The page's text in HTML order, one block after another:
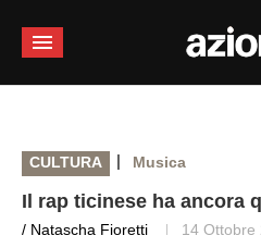
CULTURA | Musica
Il rap ticinese ha ancora
/ Natascha Fioretti 14 Ottobre